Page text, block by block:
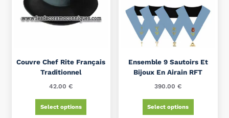
Couvre Chef Rite Français
Traditionnel
42.00€
Select options
Ensemble 9 Sautoirs Et
Bijoux En Airain RFT
390.00€
Select options